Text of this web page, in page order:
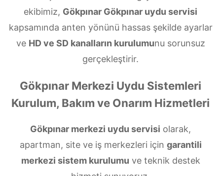
ekibimiz, Gökpınar Gökpınar uydu servisi
kapsamında anten yönünü hassas şekilde ayarlar
ve HD ve SD kanalların kurulumunu sorunsuz
gerçekleştirir.
Gökpınar Merkezi Uydu Sistemleri
Kurulum, Bakım ve Onarım Hizmetleri
Gökpınar merkezi uydu servisi olarak,
apartman, site ve iş merkezleri için garantili
merkezi sistem kurulumu ve teknik destek